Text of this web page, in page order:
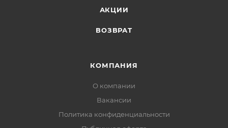
АКЦИИ
ВОЗВРАТ
КОМПАНИЯ
О компании
Вакансии
Политика конфиденциальности